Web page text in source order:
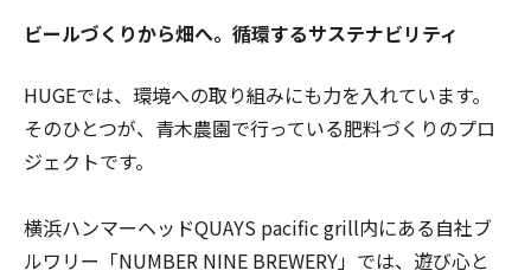
ビールづくりから畑へ。循環するサステナビリティ
HUGEでは、環境への取り組みにも力を入れています。
そのひとつが、青木農園で行っている肥料づくりのプロ
ジェクトです。
横浜ハンマーヘッドQUAYS pacific grill内にある自社ブ
ルワリー「NUMBER NINE BREWERY」では、遊び心と